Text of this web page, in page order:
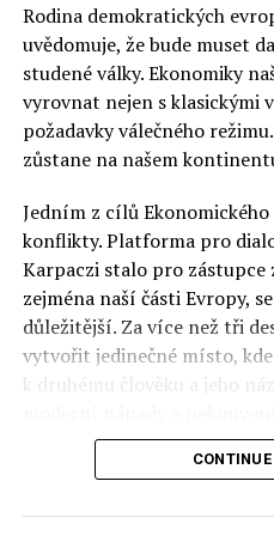
Rodina demokratických
uvědomuje, že bude muset
studené války. Ekonomiky
vyrovnat nejen s klasickými
požadavky válečného
zůstane na našem
Jedním z cílů
konflikty. Platforma pro
Karpaczi stalo pro
zejména naší části Evropy,
důležitější. Za více než tři
vytvořit jedinečné místo,
k druhému člověku a jeho
Polsko musí mít instituce,
politický tým. Pouze to vám